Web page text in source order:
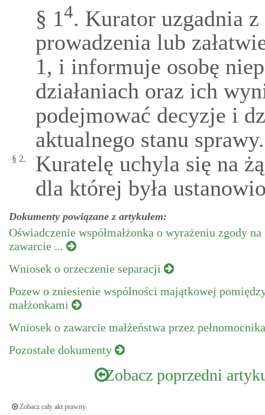
§ 1 4. Kurator uzgadnia z
prowadzenia lub
1, i informuje osobę
działaniach oraz ich
podejmować decyzje i
aktualnego stanu sprawy.
§ 2.
Kuratelę uchyla się na
dla której była
Dokumenty powiązane z artykułem:
Oświadczenie współmałżonka o wyrażeniu zgody na
zawarcie ...
Wniosek o orzeczenie separacji
Pozew o zniesienie wspólności majątkowej
małżonkami
Wniosek o zawarcie małżeństwa przez
Pozostałe dokumenty
Zobacz poprzedni
Zobacz cały akt prawny